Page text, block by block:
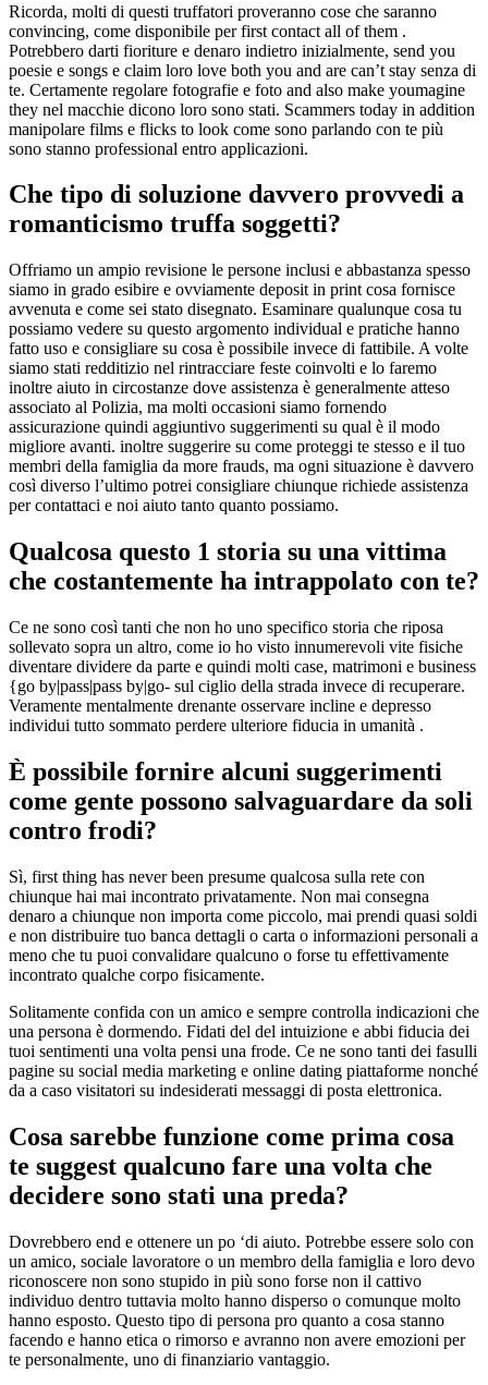
Ricorda, molti di questi truffatori proveranno cose che saranno
convincing, come disponibile per first contact all of them .
Potrebbero darti fioriture e denaro indietro inizialmente, send you
poesie e songs e claim loro love both you and are can’t stay senza di
te. Certamente regolare fotografie e foto and also make youmagine
they nel macchie dicono loro sono stati. Scammers today in addition
manipolare films e flicks to look come sono parlando con te più
sono stanno professional entro applicazioni.
Che tipo di soluzione davvero provvedi a
romanticismo truffa soggetti?
Offriamo un ampio revisione le persone inclusi e abbastanza spesso
siamo in grado esibire e ovviamente deposit in print cosa fornisce
avvenuta e come sei stato disegnato. Esaminare qualunque cosa tu
possiamo vedere su questo argomento individual e pratiche hanno
fatto uso e consigliare su cosa è possibile invece di fattibile. A volte
siamo stati redditizio nel rintracciare feste coinvolti e lo faremo
inoltre aiuto in circostanze dove assistenza è generalmente atteso
associato al Polizia, ma molti occasioni siamo fornendo
assicurazione quindi aggiuntivo suggerimenti su qual è il modo
migliore avanti. inoltre suggerire su come proteggi te stesso e il tuo
membri della famiglia da more frauds, ma ogni situazione è davvero
così diverso l’ultimo potrei consigliare chiunque richiede assistenza
per contattaci e noi aiuto tanto quanto possiamo.
Qualcosa questo 1 storia su una vittima
che costantemente ha intrappolato con te?
Ce ne sono così tanti che non ho uno specifico storia che riposa
sollevato sopra un altro, come io ho visto innumerevoli vite fisiche
diventare dividere da parte e quindi molti case, matrimoni e business
{go by|pass|pass by|go- sul ciglio della strada invece di recuperare.
Veramente mentalmente drenante osservare incline e depresso
individui tutto sommato perdere ulteriore fiducia in umanità .
È possibile fornire alcuni suggerimenti
come gente possono salvaguardare da soli
contro frodi?
Sì, first thing has never been presume qualcosa sulla rete con
chiunque hai mai incontrato privatamente. Non mai consegna
denaro a chiunque non importa come piccolo, mai prendi quasi soldi
e non distribuire tuo banca dettagli o carta o informazioni personali a
meno che tu puoi convalidare qualcuno o forse tu effettivamente
incontrato qualche corpo fisicamente.
Solitamente confida con un amico e sempre controlla indicazioni che
una persona è dormendo. Fidati del del intuizione e abbi fiducia dei
tuoi sentimenti una volta pensi una frode. Ce ne sono tanti dei fasulli
pagine su social media marketing e online dating piattaforme nonché
da a caso visitatori su indesiderati messaggi di posta elettronica.
Cosa sarebbe funzione come prima cosa
te suggest qualcuno fare una volta che
decidere sono stati una preda?
Dovrebbero end e ottenere un po ‘di aiuto. Potrebbe essere solo con
un amico, sociale lavoratore o un membro della famiglia e loro devo
riconoscere non sono stupido in più sono forse non il cattivo
individuo dentro tuttavia molto hanno disperso o comunque molto
hanno esposto. Questo tipo di persona pro quanto a cosa stanno
facendo e hanno etica o rimorso e avranno non avere emozioni per
te personalmente, uno di finanziario vantaggio.